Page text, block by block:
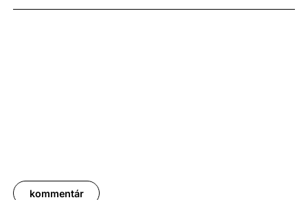
kommentár